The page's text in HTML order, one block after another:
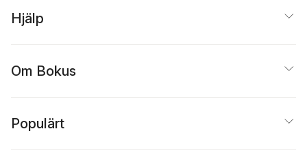
Hjälp
Om Bokus
Populärt